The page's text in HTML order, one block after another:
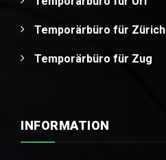
Temporärbüro für Zürich
Temporärbüro für Zug
INFORMATION